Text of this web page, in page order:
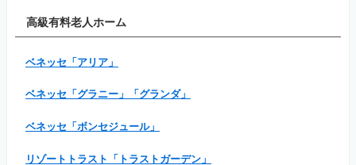
高級有料老人ホーム
ベネッセ「アリア」
ベネッセ「グラニー」「グランダ」
ベネッセ「ボンセジュール」
リゾートトラスト「トラストガーデン」